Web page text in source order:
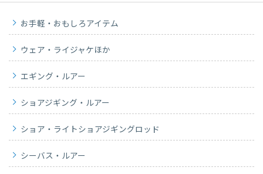
お手軽・おもしろアイテム
ウェア・ライジャケほか
エギング・ルアー
ショアジギング・ルアー
ショア・ライトショアジギングロッド
シーバス・ルアー